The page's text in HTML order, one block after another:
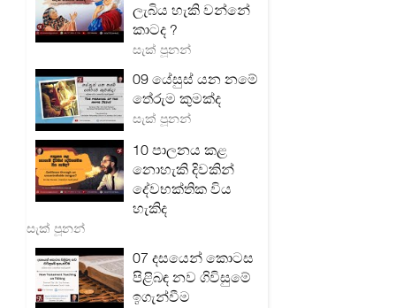
ලැබිය හැකි වන්නේ
කාටද ?
සැක් පූනන්
09 යේසුස් යන නමේ
තේරුම කුමක්ද
සැක් පූනන්
10 පාලනය කළ
නොහැකි දිවකින්
දේවභක්තික විය
හැකිද
සැක් පූනන්
07 දසයෙන් කොටස
පිළිබඳ නව ගිවිසුමේ
ඉගැන්වීම